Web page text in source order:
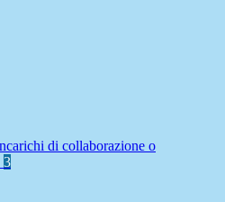
di collaborazione o
3